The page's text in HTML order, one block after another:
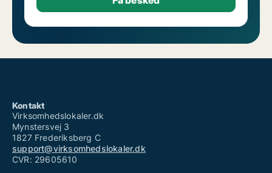
Kontakt
Virksomhedslokaler.dk
Mynstersvej 3
1827 Frederiksberg C
support@virksomhedslokaler.dk
CVR: 29605610